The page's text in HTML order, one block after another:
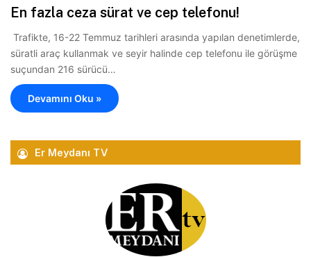
En fazla ceza sürat ve cep telefonu!
Trafikte, 16-22 Temmuz tarihleri arasında yapılan denetimlerde,
süratli araç kullanmak ve seyir halinde cep telefonu ile görüşme
suçundan 216 sürücü…
Devamını Oku »
Er Meydanı TV